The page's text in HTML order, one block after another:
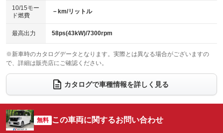
ベンチシート
：装備あり
チップアップシート
：装備なし
：装備なし ：装備あり
ウォークスルー
：装備なし
電動リアゲート フロントカメラ
：装備なし
：装備なし ：装備なし
サイドカメラ
：装備なし ルーフレール
：装備なし
10/15モー
ド燃費
－km/リットル
最高出力 58ps(43kW)/7300rpm
※新車時のカタログデータとなります。実際とは異なる場合がございますの
で、詳細は販売店にご確認ください。
カタログで車種情報を詳しく見る
無料 この車両に関するお問い合わせ